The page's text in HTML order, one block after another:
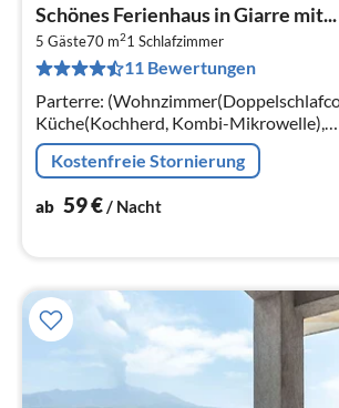
Schönes Ferienhaus in Giarre mit...
5 Gäste70 m21 Schlafzimmer
11 Bewertungen
Parterre:
Küche(Kochherd, Kombi-Mikrowelle),
Schlafzimmer(Einzelbett, Doppelbett),
Badezimmer(Dusche, Waschbecken,
Kostenfreie Stornierung
ab 59€/ Nacht